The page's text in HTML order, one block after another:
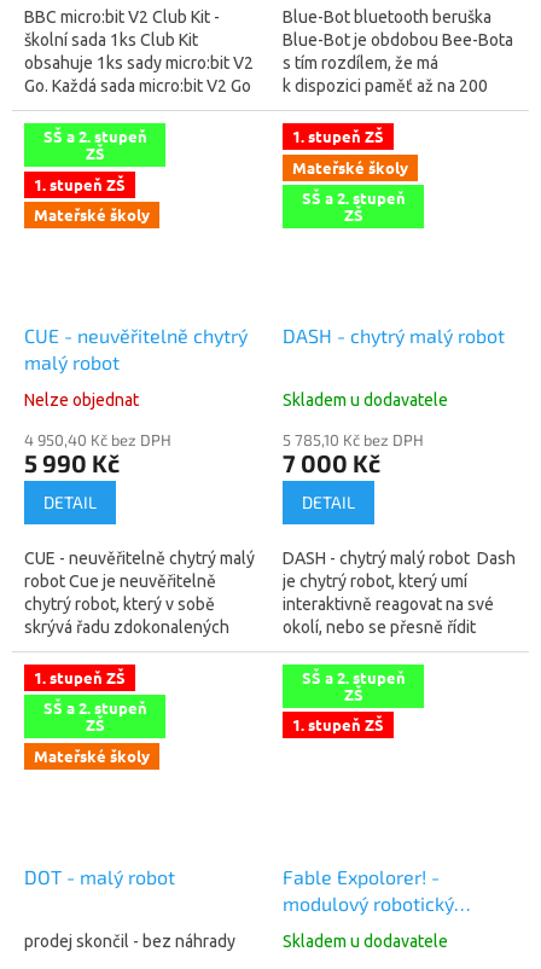
BBC micro:bit V2 Club Kit -
školní sada 1ks Club Kit
obsahuje 1ks sady micro:bit V2
Go. Každá sada micro:bit V2 Go
vám poskytne vše, co pro
začátek potřebujete.
Obsahuje...
Blue-Bot bluetooth beruška
Blue-Bot je obdobou Bee-Bota
s tím rozdílem, že má
k dispozici paměť až na 200
příkazů a k jeho
naprogramování se ho
nemusíte vůbec dotknout....
SŠ a 2. stupeň
ZŠ
1. stupeň ZŠ
Mateřské školy
CUE - neuvěřitelně chytrý
malý robot
Nelze objednat
4 950,40 Kč bez DPH
5 990 Kč
DETAIL
CUE - neuvěřitelně chytrý malý
robot Cue je neuvěřitelně
chytrý robot, který v sobě
skrývá řadu zdokonalených
senzorů, má upgradované
procesory a pokročilé funkce,
což z...
1. stupeň ZŠ
Mateřské školy
SŠ a 2. stupeň
ZŠ
DASH - chytrý malý robot
Skladem u dodavatele
5 785,10 Kč bez DPH
7 000 Kč
DETAIL
DASH - chytrý malý robot Dash
je chytrý robot, který umí
interaktivně reagovat na své
okolí, nebo se přesně řídit
zadanými příkazy. Umožňuje
tak dětem už od 6 let zábavnou
1. stupeň ZŠ
SŠ a 2. stupeň
ZŠ
Mateřské školy
DOT - malý robot
prodej skončil - bez náhrady
SŠ a 2. stupeň
ZŠ
1. stupeň ZŠ
Fable Expolorer! -
modulový robotický
konstrukční set s
Skladem u dodavatele